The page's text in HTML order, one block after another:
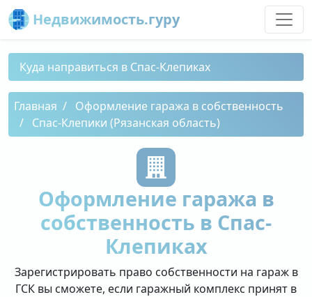
Недвижимость.гуру
Куда направиться в Спас-Клепиках
Главная
Оформление гаража в собственность
Спас-Клепики (Рязанская область)
Оформление гаража в
собственность в Спас-
Клепиках
Зарегистрировать право собственности на гараж в
ГСК вы сможете, если гаражный комплекс принят в